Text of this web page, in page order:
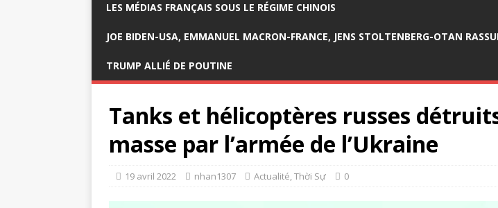
LES MÉDIAS FRANÇAIS SOUS LE RÉGIME CHINOIS
JOE BIDEN-USA, EMMANUEL MACRON-FRANCE, JENS STOLTENBERG-OTAN
TRUMP ALLIÉ DE POUTINE
Tanks et hélicoptères russes
masse par l’armée de l’Ukraine
19 avril 2022 nhan1307 Actualité,Thời Sự 0